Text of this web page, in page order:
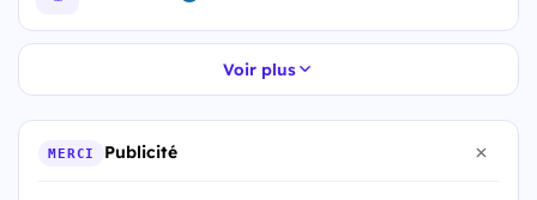
Voir plus
MERCI Publicité